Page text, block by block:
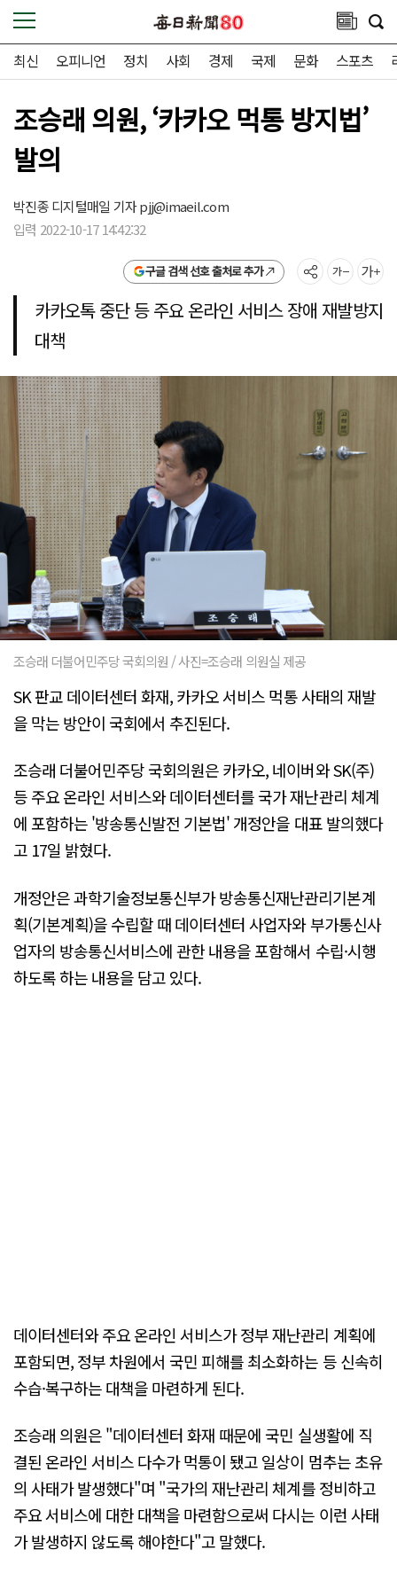
최신 오피니언 정치 사회 경제 국제 문화 스포츠
조승래 의원, ‘카카오 먹통 방지법’
발의
박진종 디지털매일 기자pjj@imaeil.com
입력 2022-10-17 14:42:32
구글 검색 선호 출처로 추가
카카오톡 중단 등 주요 온라인 서비스 장애 재발방지
대책
조승래 더불어민주당 국회의원 / 사진=조승래 의원실 제공
SK 판교 데이터센터 화재, 카카오 서비스 먹통 사태의 재발
을 막는 방안이 국회에서 추진된다.
조승래 더불어민주당 국회의원은 카카오, 네이버와 SK(주)
등 주요 온라인 서비스와 데이터센터를 국가 재난관리 체계
에 포함하는 '방송통신발전 기본법' 개정안을 대표 발의했다
고 17일 밝혔다.
개정안은 과학기술정보통신부가 방송통신재난관리기본계
획(기본계획)을 수립할 때 데이터센터 사업자와 부가통신사
업자의 방송통신서비스에 관한 내용을 포함해서 수립·시행
하도록 하는 내용을 담고 있다.
데이터센터와 주요 온라인 서비스가 정부 재난관리 계획에
포함되면, 정부 차원에서 국민 피해를 최소화하는 등 신속히
수습·복구하는 대책을 마련하게 된다.
조승래 의원은 "데이터센터 화재 때문에 국민 실생활에 직
결된 온라인 서비스 다수가 먹통이 됐고 일상이 멈추는 초유
의 사태가 발생했다"며 "국가의 재난관리 체계를 정비하고
주요 서비스에 대한 대책을 마련함으로써 다시는 이런 사태
가 발생하지 않도록 해야한다"고 말했다.